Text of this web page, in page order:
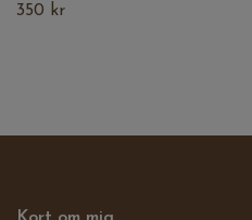
350 kr